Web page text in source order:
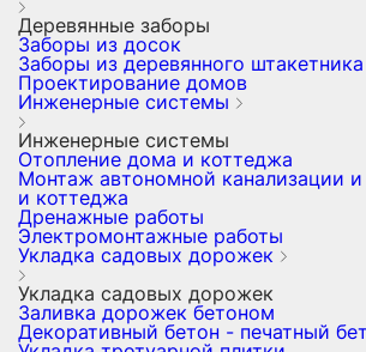
Деревянные заборы
Заборы из досок
Заборы из деревянного штакетника
Проектирование домов
Инженерные системы
Инженерные системы
Отопление дома и коттеджа
Монтаж автономной канализации
и коттеджа
Дренажные работы
Электромонтажные работы
Укладка садовых дорожек
Укладка садовых дорожек
Заливка дорожек бетоном
Декоративный бетон - печатный